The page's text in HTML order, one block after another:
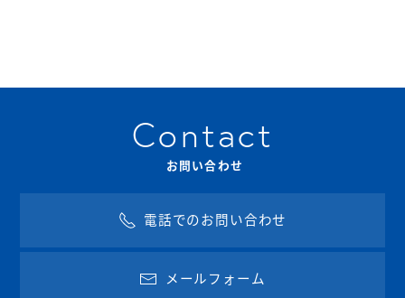
Contact
お問い合わせ
電話でのお問い合わせ
メールフォーム